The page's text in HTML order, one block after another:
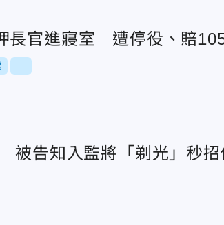
長官進寢室 遭停役、賠
被告知入監將「剃光」秒招